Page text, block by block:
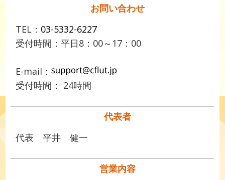
お問い合わせ
TEL： 03-5332-6227
受付時間：平日8：00～17：00
E-mail：
受付時間： 24時間
代表者
代表 平井 健一
営業内容